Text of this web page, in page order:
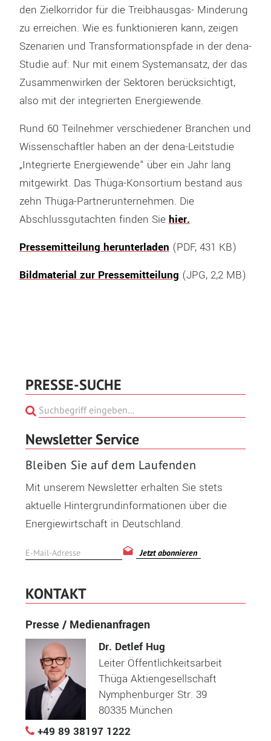
den Zielkorridor für die Treibhausgas- Minderung
zu erreichen. Wie es funktionieren kann, zeigen
Szenarien und Transformationspfade in der dena-
Studie auf: Nur mit einem Systemansatz, der das
Zusammenwirken der Sektoren berücksichtigt,
also mit der integrierten Energiewende.
Rund 60 Teilnehmer verschiedener Branchen und
Wissenschaftler haben an der dena-Leitstudie
„Integrierte Energiewende“ über ein Jahr lang
mitgewirkt. Das Thüga-Konsortium bestand aus
zehn Thüga-Partnerunternehmen. Die
Abschlussgutachten finden Sie hier.
Pressemitteilung herunterladen (PDF, 431 KB)
Bildmaterial zur Pressemitteilung (JPG, 2,2 MB)
PRESSE-SUCHE
Newsletter Service
Bleiben Sie auf dem Laufenden
Mit unserem Newsletter erhalten Sie stets
aktuelle Hintergrundinformationen über die
Energiewirtschaft in Deutschland.
Jetzt abonnieren
KONTAKT
Presse / Medienanfragen
Dr. Detlef Hug
Leiter Öffentlichkeitsarbeit
Thüga Aktiengesellschaft
Nymphenburger Str. 39
80335 München
+49 89 38197 1222